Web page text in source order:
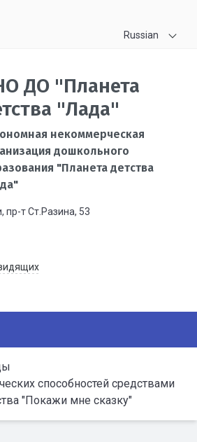
Russian
ДО "Планета
"Лада"
некоммерческая
дошкольного
"Планета детства
пр-т Ст.Разина, 53
способностей средствами
"Покажи мне сказку"